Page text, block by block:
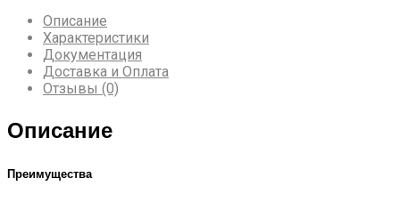
Описание
Характеристики
Документация
Доставка и Оплата
Отзывы (0)
Описание
Преимущества